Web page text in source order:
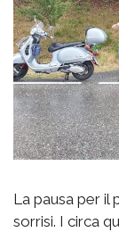
La pausa per il
sorrisi. I circa